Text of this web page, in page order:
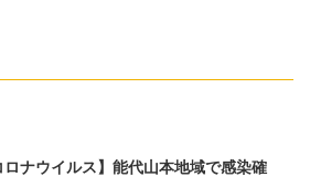
ロナウイルス】能代山本地域で感染確